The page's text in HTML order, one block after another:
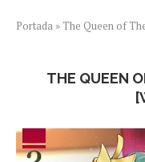
Portada »The Queen of
THE QUEEN